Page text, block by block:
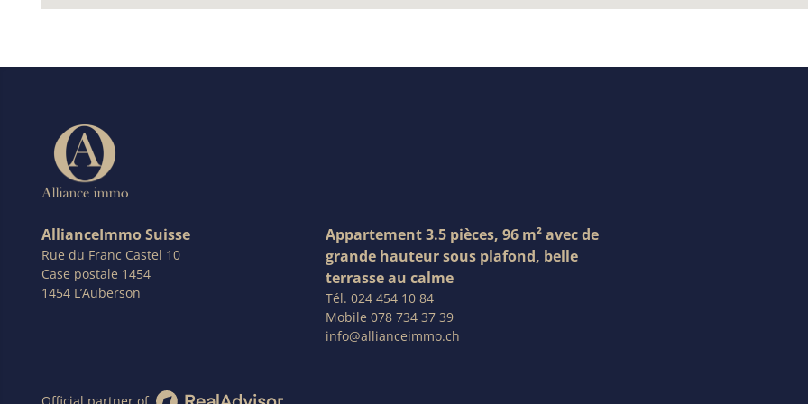
AllianceImmo Suisse
Rue du Franc Castel 10
Case postale 1454
1454 L’Auberson
Appartement 3.5 pièces, 96 m² avec de
grande hauteur sous plafond, belle
terrasse au calme
Tél. 024 454 10 84
Mobile 078 734 37 39
info@allianceimmo.ch